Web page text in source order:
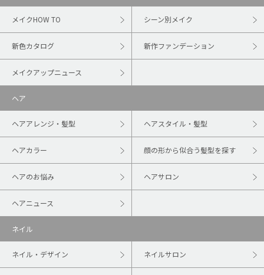
メイクHOW TO シーン別メイク
新色カタログ 新作ファンデーション
メイクアップニュース
ヘア
ヘアアレンジ・髪型 ヘアスタイル・髪型
ヘアカラー 顔の形から似合う髪型を探す
ヘアのお悩み ヘアサロン
ヘアニュース
ネイル
ネイル・デザイン ネイルサロン